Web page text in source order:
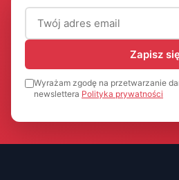
Adres email (wymagany)
Zapisz
Wyrażam zgodę na przetwarzanie
newslettera Polityka prywatności